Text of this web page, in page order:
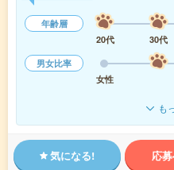
年齢層
20代
30代
男女比率
女性
も
気になる! 応